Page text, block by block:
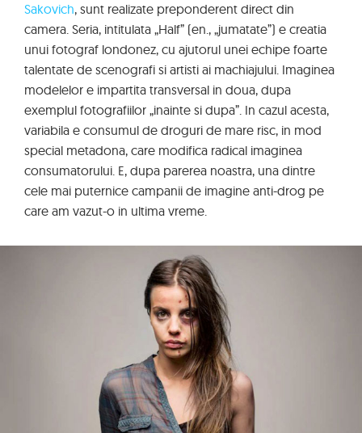
Sakovich, sunt realizate preponderent direct din
camera. Seria, intitulata „Half” (en., „jumatate”) e creatia
unui fotograf londonez, cu ajutorul unei echipe foarte
talentate de scenografi si artisti ai machiajului. Imaginea
modelelor e impartita transversal in doua, dupa
exemplul fotografiilor „inainte si dupa”. In cazul acesta,
variabila e consumul de droguri de mare risc, in mod
special metadona, care modifica radical imaginea
consumatorului. E, dupa parerea noastra, una dintre
cele mai puternice campanii de imagine anti-drog pe
care am vazut-o in ultima vreme.